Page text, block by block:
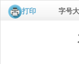
打印 字号